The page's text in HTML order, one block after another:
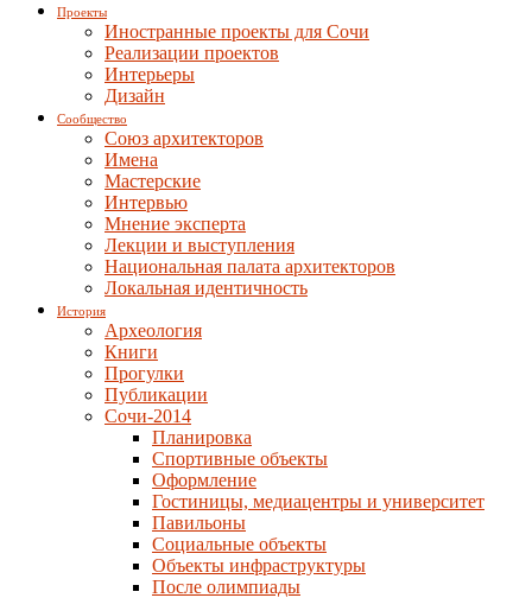
Проекты
Иностранные проекты для Сочи
Реализации проектов
Интерьеры
Дизайн
Сообщество
Союз архитекторов
Имена
Мастерские
Интервью
Мнение эксперта
Лекции и выступления
Национальная палата архитекторов
Локальная идентичность
История
Археология
Книги
Прогулки
Публикации
Сочи-2014
Планировка
Спортивные объекты
Оформление
Гостиницы, медиацентры и университет
Павильоны
Социальные объекты
Объекты инфраструктуры
После олимпиады